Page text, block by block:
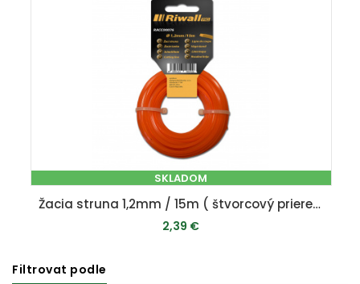
SKLADOM
Žacia struna 1,2mm / 15m ( štvorcový prierez )
2,39 €
Filtrovat podle